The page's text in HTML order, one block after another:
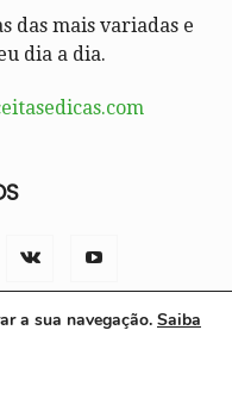
das mais variadas e
dia a dia.
os direitos reservados.
a sua navegação. Saiba